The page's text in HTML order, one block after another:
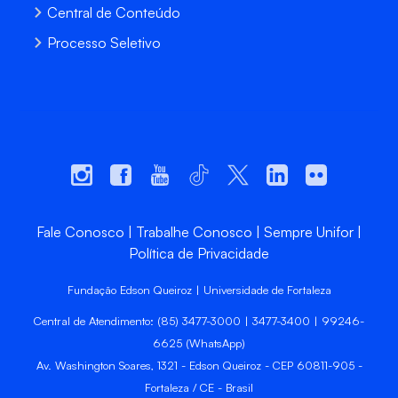
Central de Conteúdo
Processo Seletivo
Fale Conosco Trabalhe Conosco
Sempre Unifor
Política de Privacidade
Fundação Edson Queiroz | Universidade de Fortaleza
Central de Atendimento: (85) 3477-3000 | 3477-3400 | 99246-
6625 (WhatsApp)
Av. Washington Soares, 1321 - Edson Queiroz - CEP 60811-905 -
Fortaleza / CE - Brasil